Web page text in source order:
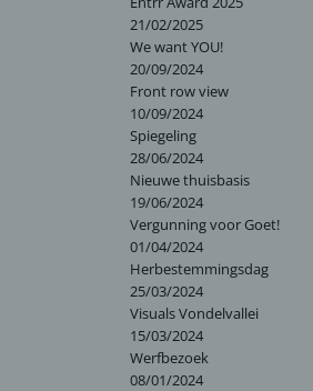
21/02/2025
We want YOU!
20/09/2024
Front row view
10/09/2024
Spiegeling
28/06/2024
Nieuwe thuisbasis
19/06/2024
Vergunning voor Goet!
01/04/2024
Herbestemmingsdag
25/03/2024
Visuals Vondelvallei
15/03/2024
Werfbezoek
08/01/2024